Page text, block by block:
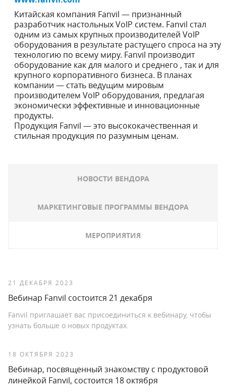
Китайская компания Fanvil — признанный
разработчик настольных VoIP систем. Fanvil стал
одним из самых крупных производителей VoIP
оборудования в результате растущего спроса на эту
технологию по всему миру. Fanvil производит
оборудование как для малого и среднего , так и для
крупного корпоративного бизнеса. В планах
компании — стать ведущим мировым
производителем VoIP оборудования, предлагая
экономически эффективные и инновационные
продукты.
Продукция Fanvil — это высококачественная и
стильная продукция по разумным ценам.
НОВОСТИ ВЕНДОРА
МАРКЕТИНГОВЫЕ ПРОГРАММЫ ВЕНДОРА
МЕРОПРИЯТИЯ
21 ДЕКАБРЯ 2023
Вебинар Fanvil состоится 21 декабря
Fanvil приглашает вас присоединиться к вебинару, чтобы
узнать больше о новых продуктах.
18 ОКТЯБРЯ 2023
Вебинар, посвященный знакомству с продуктовой
линейкой Fanvil, состоится 18 октября